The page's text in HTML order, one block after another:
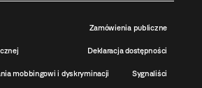
Zamówienia publiczne
Deklaracja dostępności
mobbingowi i dyskryminacji Sygnaliści